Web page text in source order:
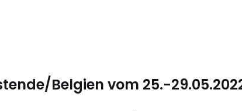
Belgien vom 25.-